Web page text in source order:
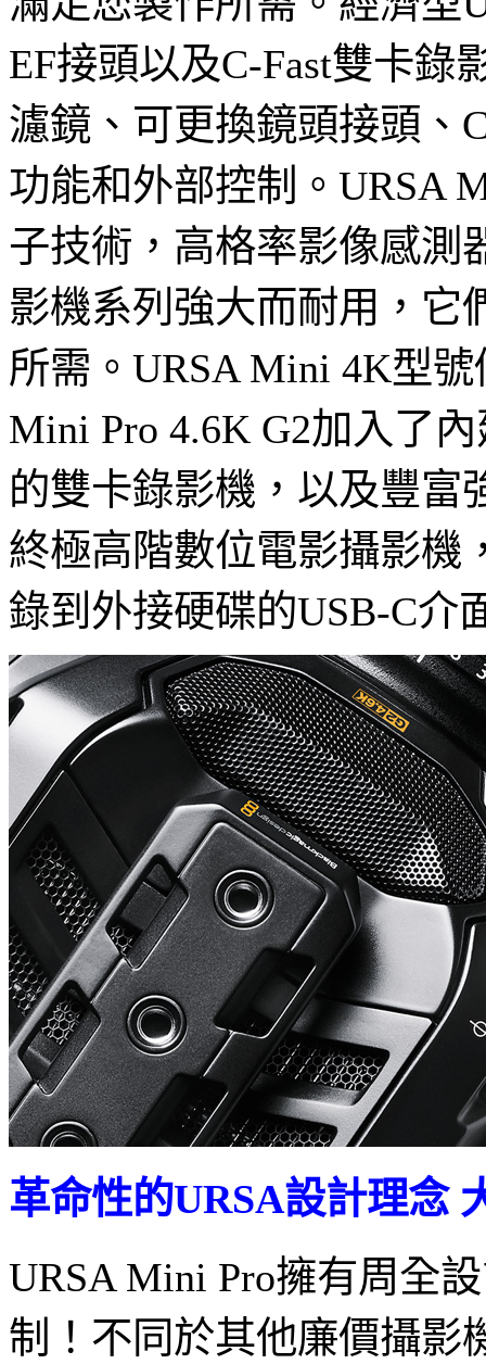
EF接頭以及C-Fast雙卡錄
濾鏡、可更換鏡頭接頭、
功能和外部控制。URSA
子技術，高格率影像感測
影機系列強大而耐用，它
所需。URSA Mini 4K型
Mini Pro 4.6K G2加入了
的雙卡錄影機，以及豐富
終極高階數位電影攝影機
錄到外接硬碟的USB-C介
革命性的URSA設計理念
URSA Mini Pro擁有周全
制！不同於其他廉價攝影